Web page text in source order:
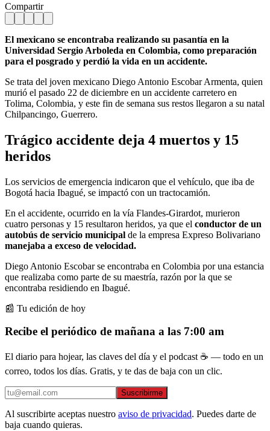
Compartir
El mexicano se encontraba realizando su pasantía en la
Universidad Sergio Arboleda en Colombia, como preparación
para el posgrado y perdió la vida en un accidente.
Se trata del joven mexicano Diego Antonio Escobar Armenta, quien
murió el pasado 22 de diciembre en un accidente carretero en
Tolima, Colombia, y este fin de semana sus restos llegaron a su natal
Chilpancingo, Guerrero.
Trágico accidente deja 4 muertos y 15
heridos
Los servicios de emergencia indicaron que el vehículo, que iba de
Bogotá hacia Ibagué, se impactó con un tractocamión.
En el accidente, ocurrido en la vía Flandes-Girardot, murieron
cuatro personas y 15 resultaron heridos, ya que el conductor de un
autobús de servicio municipal de la empresa Expreso Bolivariano
manejaba a exceso de velocidad.
Diego Antonio Escobar se encontraba en Colombia por una estancia
que realizaba como parte de su maestría, razón por la que se
encontraba residiendo en Ibagué.
📰 Tu edición de hoy
Recibe el periódico de mañana a las 7:00 am
El diario para hojear, las claves del día y el podcast ☕ — todo en un
correo, todos los días. Gratis, y te das de baja con un clic.
Suscribirme
Al suscribirte aceptas nuestro aviso de privacidad. Puedes darte de
baja cuando quieras.